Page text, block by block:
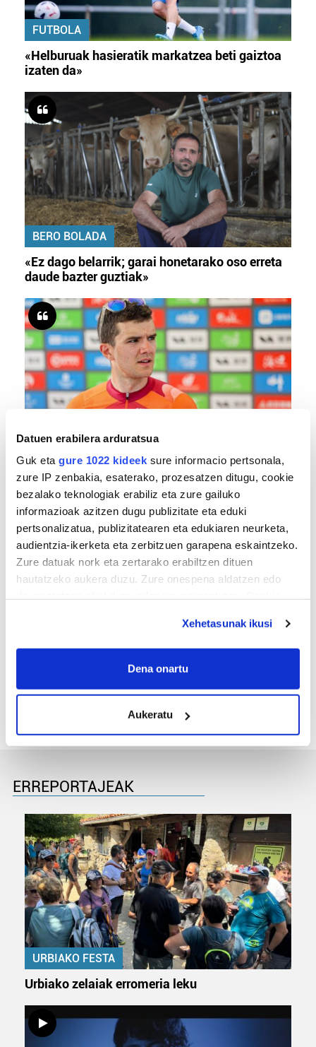
Datuen erabilera arduratsua
Guk eta gure 1022 kideek sure informacio pertsonala,
zure IP zenbakia, esaterako, prozesatzen ditugu, cookie
bezalako teknologiak erabiliz eta zure gailuko
informazioak azitzen dugu publizitate eta eduki
pertsonalizatua, publizitatearen eta edukiaren neurketa,
audientzia-ikerketa eta zerbitzuen garapena eskaintzeko.
Zure datuak nork eta zertarako erabiltzen dituen
hautatzeko aukera duzu. Zure onespena aldatzen edo
If you allow, we would also like to:
Collect information about your geographical
Identify your device by actively scanning it for
specific characteristics (fingerprinting)
prozesatzen ditugu, zure IP zenbakia, besteak beste,
teknologia erabiliz, cookieak adibidez, iragarki eta eduki
pertsonalizatuak eskaintzeko, iragarkiak eta edukia
neurtzeko, jendeari buruzko informazioa biltzeko eta
produktuak garatzeko. Zure datuak nork eta zertarako
erabiltzen dituen hauta dezakezu.
Bazkide batzuek ez dizute baimenik eskatzen, eta beren
interes komertzial legitimoetan babesten dira. Ikusi gure
duten interes legitimoa eta horren aurka nola egin
dezakezun ikusteko.
Lortu zure datu pertsonalak prozesatzeko moduari
Xehetasunak ikusi
Dena onartu
Aukeratu
FUTBOLA
«Helburuak hasieratik markatzea beti gaiztoa
izaten da»
BERO BOLADA
«Ez dago belarrik; garai honetarako oso erreta
daude bazter guztiak»
TXIRRINDULARITZA
«Entrenatzen duzun bideetan lehiatzeak
gehiago motibatzen zaitu»
MEMORIA HISTORIKOA
«Gai tabua izan da etxe gehienetan, jendeak
azkeneko momentuan hitz egin du»
ERREPORTAJEAK
URBIAKO FESTA
Urbiako zelaiak erromeria leku